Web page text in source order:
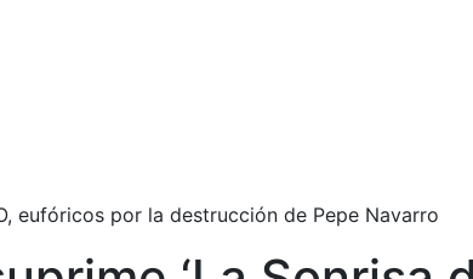
eufóricos por la destrucción de Pepe Navarro